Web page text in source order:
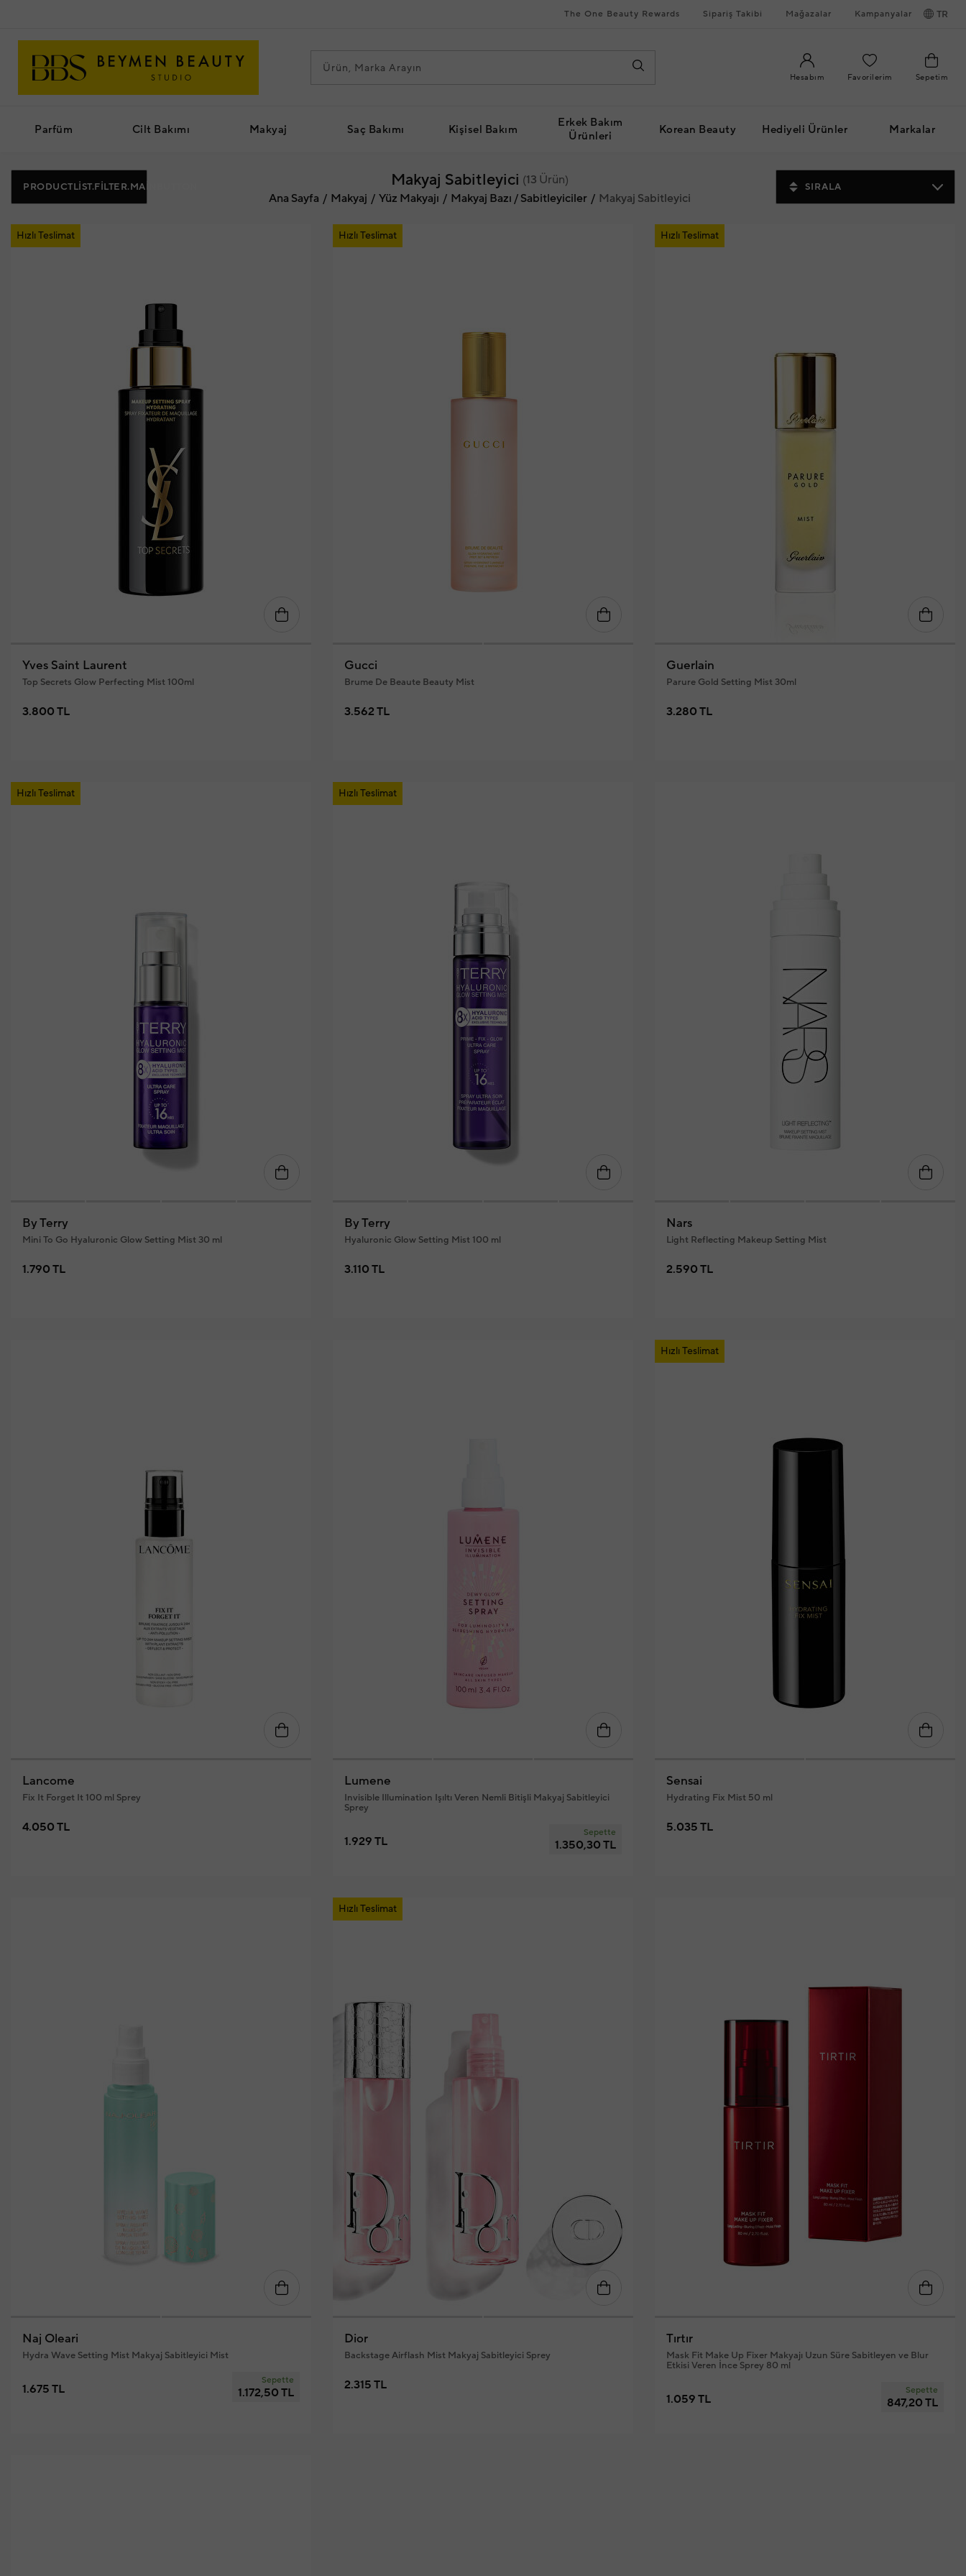
The One Beauty Rewards Sipariş Takibi Mağazalar Kampanyalar TR
Hesabım Favorilerim Sepetim
Parfüm Cilt Bakımı Makyaj Saç Bakımı Kişisel Bakım
Erkek Bakım
Ürünleri
Korean Beauty Hediyeli Ürünler Markalar
PRODUCTLIST.FILTER.MAINBUTTON Makyaj Sabitleyici (13 Ürün)
Ana Sayfa
Makyaj Yüz Makyajı Makyaj Bazı / Sabitleyiciler Makyaj Sabitleyici
SIRALA
Hızlı Teslimat
Yves Saint Laurent
Top Secrets Glow Perfecting Mist 100ml
3.800 TL
Hızlı Teslimat
Gucci
Brume De Beaute Beauty Mist
3.562 TL
Hızlı Teslimat
Guerlain
Parure Gold Setting Mist 30ml
3.280 TL
Hızlı Teslimat
By Terry
Mini To Go Hyaluronic Glow Setting Mist 30 ml
1.790 TL
Hızlı Teslimat
By Terry
Hyaluronic Glow Setting Mist 100 ml
3.110 TL
Nars
Light Reflecting Makeup Setting Mist
2.590 TL
Lancome
Fix It Forget It 100 ml Sprey
4.050 TL
Lumene
Invisible Illumination Işıltı Veren Nemli Bitişli Makyaj Sabitleyici
Sprey
1.929 TL
Sepette
1.350,30 TL
Hızlı Teslimat
Sensai
Hydrating Fix Mist 50 ml
5.035 TL
Naj Oleari
Hydra Wave Setting Mist Makyaj Sabitleyici Mist
1.675 TL
Sepette
1.172,50 TL
Hızlı Teslimat
Dior
Backstage Airflash Mist Makyaj Sabitleyici Sprey
2.315 TL
Tırtır
Mask Fit Make Up Fixer Makyajı Uzun Süre Sabitleyen ve Blur
Etkisi Veren İnce Sprey 80 ml
1.059 TL
Sepette
847,20 TL